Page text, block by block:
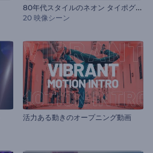
8
0年代スタイルのネオン タイポグラフィセット
20 映像シーン
活力ある動きのオープニング動画